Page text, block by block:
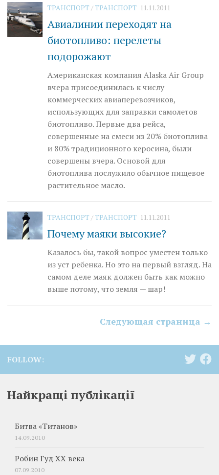
ТРАНСПОРТ /ТРАНСПОРТ 11.11.2011
Авиалинии переходят на
биотопливо: перелеты
подорожают
Американская компания Alaska Air Group
вчера присоединилась к числу
коммерческих авиаперевозчиков,
использующих для заправки самолетов
биотопливо. Первые два рейса,
совершенные на смеси из 20% биотоплива
и 80% традиционного керосина, были
совершены вчера. Основой для
биотоплива послужило обычное пищевое
растительное масло.
ТРАНСПОРТ /ТРАНСПОРТ 11.11.2011
Почему маяки высокие?
Казалось бы, такой вопрос уместен только
из уст ребенка. Но это на первый взгляд. На
самом деле маяк должен быть как можно
выше потому, что земля — шар!
Следующая страница →
FOLLOW:
Найкращі публікації
Битва «Титанов»
14.09.2010
Робин Гуд XX века
07.09.2010